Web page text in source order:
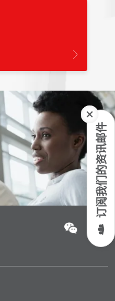
订阅我们的资讯邮件